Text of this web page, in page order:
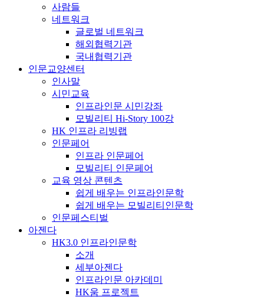
사람들
네트워크
글로벌 네트워크
해외협력기관
국내협력기관
인문교양센터
인사말
시민교육
인프라인문 시민강좌
모빌리티 Hi-Story 100강
HK 인프라 리빙랩
인문페어
인프라 인문페어
모빌리티 인문페어
교육 영상 콘텐츠
쉽게 배우는 인프라인문학
쉽게 배우는 모빌리티인문학
인문페스티벌
아젠다
HK3.0 인프라인문학
소개
세부아젠다
인프라인문 아카데미
HK움 프로젝트